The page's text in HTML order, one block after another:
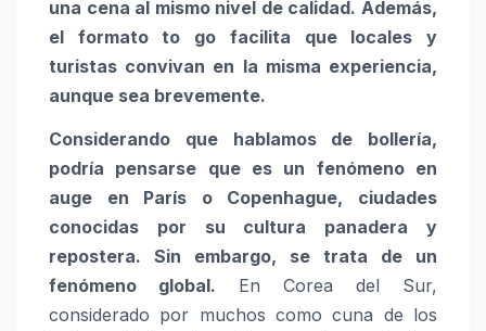
una cena al mismo nivel de calidad. Además,
el formato to go facilita que locales y
turistas convivan en la misma experiencia,
aunque sea brevemente.
Considerando que hablamos de bollería,
podría pensarse que es un fenómeno en
auge en París o Copenhague, ciudades
conocidas por su cultura panadera y
repostera. Sin embargo, se trata de un
fenómeno global. En Corea del Sur,
considerado por muchos como cuna de los